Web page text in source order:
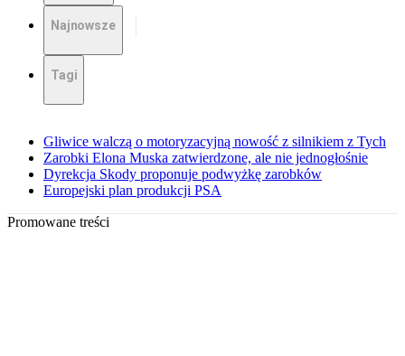
Najnowsze
Tagi
Gliwice walczą o motoryzacyjną nowość z silnikiem z Tych
Zarobki Elona Muska zatwierdzone, ale nie jednogłośnie
Dyrekcja Skody proponuje podwyżkę zarobków
Europejski plan produkcji PSA
Promowane treści